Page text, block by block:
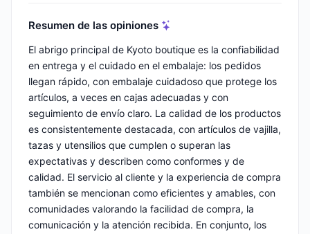
Resumen de las opiniones
El abrigo principal de Kyoto boutique es la confiabilidad
en entrega y el cuidado en el embalaje: los pedidos
llegan rápido, con embalaje cuidadoso que protege los
artículos, a veces en cajas adecuadas y con
seguimiento de envío claro. La calidad de los productos
es consistentemente destacada, con artículos de vajilla,
tazas y utensilios que cumplen o superan las
expectativas y describen como conformes y de
calidad. El servicio al cliente y la experiencia de compra
también se mencionan como eficientes y amables, con
comunidades valorando la facilidad de compra, la
comunicación y la atención recibida. En conjunto, los